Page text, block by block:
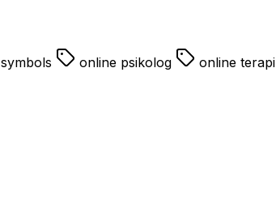
symbols online psikolog online terapi